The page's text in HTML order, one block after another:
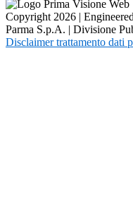
Copyright 2026 |
Parma S.p.A. | Divisione
Disclaimer trattamento dati